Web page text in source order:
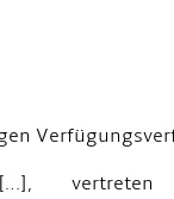
vertreten